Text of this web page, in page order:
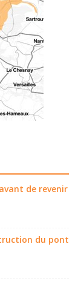
de revenir
du pont